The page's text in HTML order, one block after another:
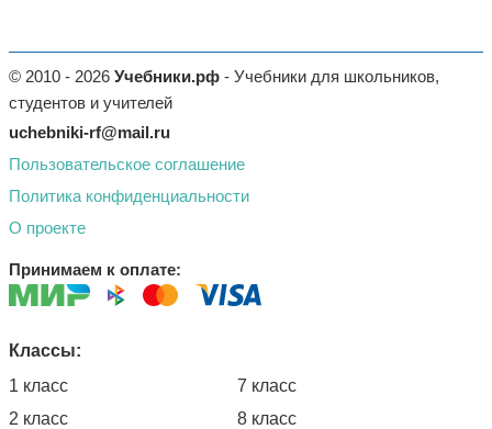
© 2010 - 2026 Учебники.рф - Учебники для школьников,
студентов и учителей
uchebniki-rf@mail.ru
Пользовательское соглашение
Политика конфиденциальности
О проекте
Принимаем к оплате:
Классы:
1 класс
2 класс
7 класс
8 класс